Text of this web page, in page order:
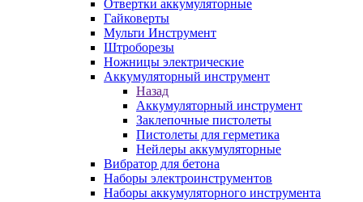
Отвертки аккумуляторные
Гайковерты
Мульти Инструмент
Штроборезы
Ножницы электрические
Аккумуляторный инструмент
Назад
Аккумуляторный инструмент
Заклепочные пистолеты
Пистолеты для герметика
Нейлеры аккумуляторные
Вибратор для бетона
Наборы электроинструментов
Наборы аккумуляторного инструмента